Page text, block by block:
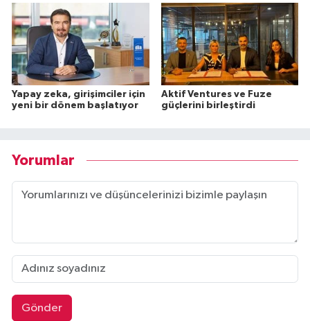
Yapay zeka, girişimciler için
yeni bir dönem başlatıyor
Aktif Ventures ve Fuze
güçlerini birleştirdi
Yorumlar
Gönder